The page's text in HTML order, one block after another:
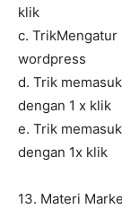
klik
c.
wordpress
d. Trik
dengan 1 x klik
e. Trik
dengan 1x klik
13. Materi